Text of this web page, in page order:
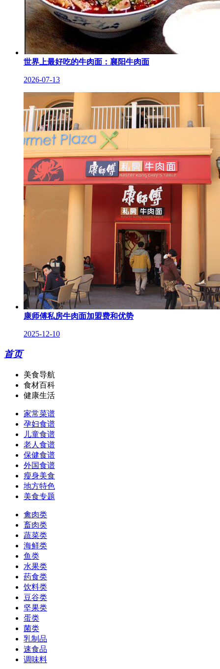
世界上最好吃的牛肉面：襄阳牛肉面
2026-07-13
康师傅私房牛肉面加盟费和优势
2025-12-10
首页
美食导航
食材百科
健康生活
家常菜谱
孕妇食谱
儿童食谱
老人食谱
保健食谱
外国食谱
瘦身美食
地方特色
美食专题
禽肉类
畜肉类
蔬菜类
海鲜类
鱼类
水果类
药食类
饮料类
豆谷类
坚果类
蛋类
菌类
乳制品
速食品
调味料